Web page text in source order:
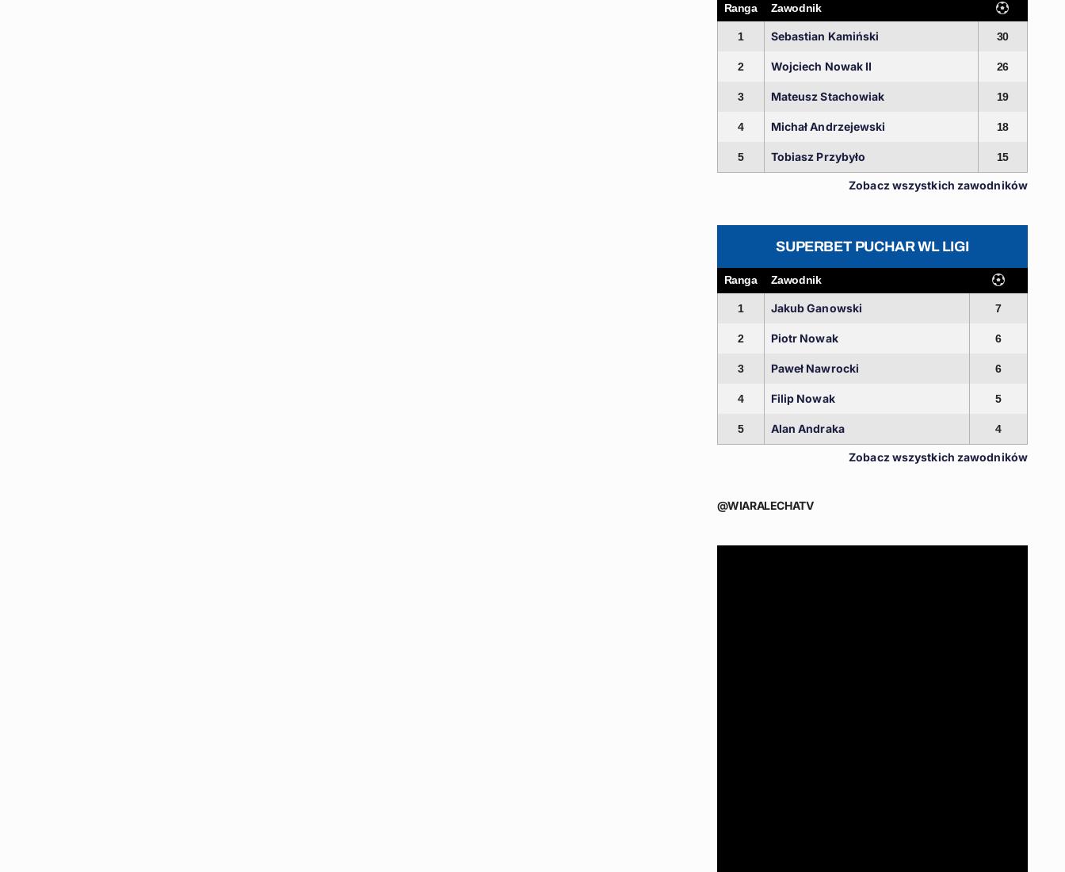
Ranga Zawodnik
1 Sebastian Kamiński 30
2 Wojciech Nowak II 26
3 Mateusz Stachowiak 19
4 Michał Andrzejewski 18
5 Tobiasz Przybyło 15
Zobacz wszystkich zawodników
SUPERBET PUCHAR WL LIGI
Ranga Zawodnik
1 Jakub Ganowski 7
2 Piotr Nowak 6
3 Paweł Nawrocki 6
4 Filip Nowak 5
5 Alan Andraka 4
Zobacz wszystkich zawodników
@WIARALECHATV